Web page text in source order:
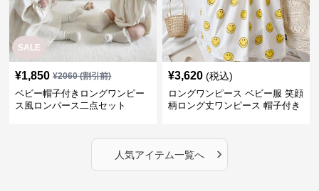
SALE
¥1,850 ¥2060(割引前)
ベビー帽子付きロングワンピー
ス風ロンパース二点セット
¥3,620 (税込)
ロングワンピース ベビー服 笑顔
柄ロング丈ワンピース 帽子付き
人気アイテム一覧へ ›